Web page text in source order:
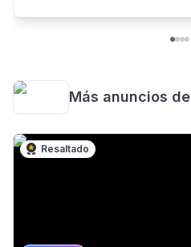
Más anuncios de
Resaltado